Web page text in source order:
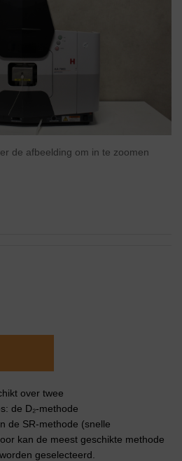
de afbeelding om in te zoomen
over twee
de D₂-methode
de SR-methode (snelle
kan de meest geschikte methode
geselecteerd.